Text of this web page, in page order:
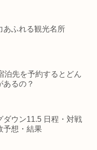
あふれる観光名所
泊先を予約するとどん
あるの？
ダウン11.5 日程・対戦
予想・結果